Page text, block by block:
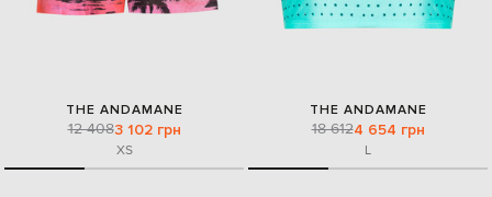
THE ANDAMANE
12 4083 102 грн
XS
THE ANDAMANE
18 6124 654 грн
L